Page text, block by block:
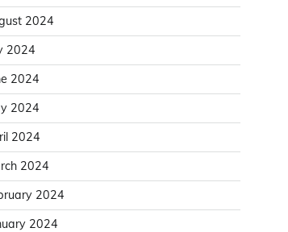
2024
2024
2024
2024
2024
2024
2024
2024